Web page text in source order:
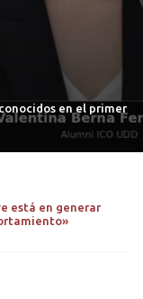
en el primer
está en generar